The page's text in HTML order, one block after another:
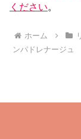
ください。
ホーム
ンパドレナージュ